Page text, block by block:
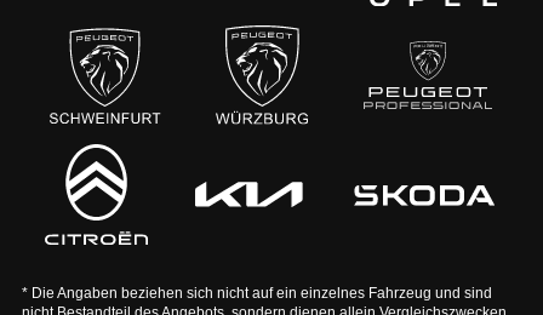
* Die Angaben beziehen sich nicht auf ein einzelnes Fahrzeug und sind